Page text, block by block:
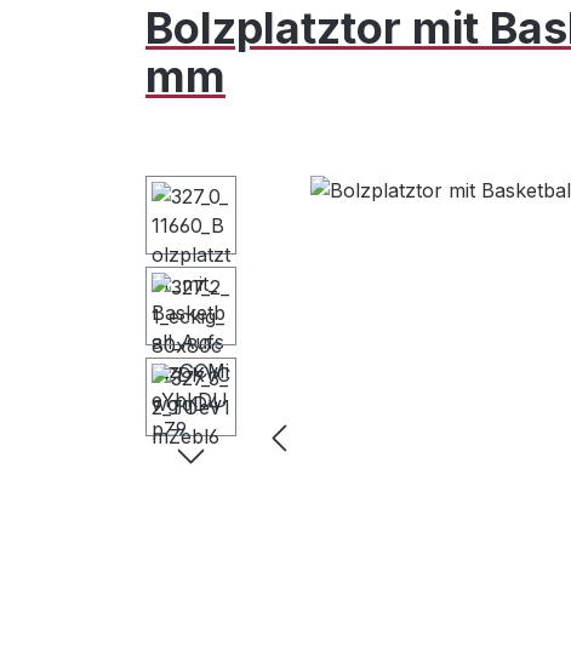
Bolzplatztor mit
mm
Bildergalerie überspringen